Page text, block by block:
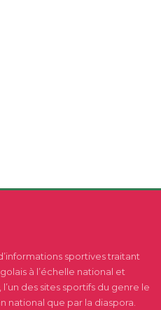
sportives traitant
à l’échelle national et
des sites sportifs du genre le
national que par la diaspora.